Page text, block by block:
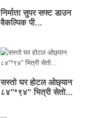
निर्माता सुपर सफ्ट डाउन
वैकल्पिक पी...
सस्तो घर होटल ओछ्यान
८४"*९४" भित्री सेतो...